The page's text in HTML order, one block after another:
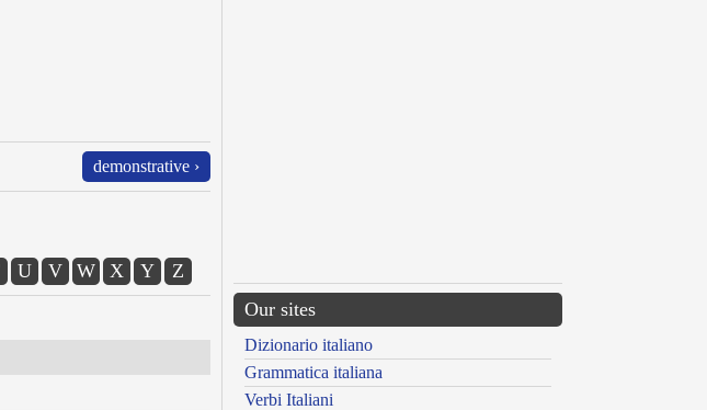
demonstrative ›
U V W X Y Z
Our sites
Dizionario italiano
Grammatica italiana
Verbi Italiani